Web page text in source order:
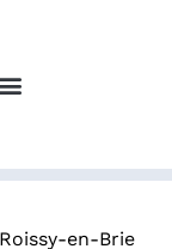
Roissy-en-Brie